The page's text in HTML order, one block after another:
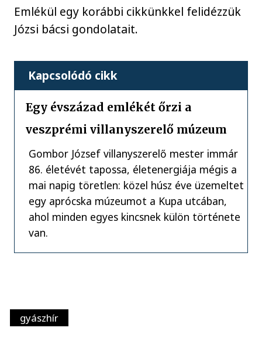
Emlékül egy korábbi cikkünkkel felidézzük
Józsi bácsi gondolatait.
Kapcsolódó cikk
Egy évszázad emlékét őrzi a
veszprémi villanyszerelő múzeum
Gombor József villanyszerelő mester immár
86. életévét tapossa, életenergiája mégis a
mai napig töretlen: közel húsz éve üzemeltet
egy aprócska múzeumot a Kupa utcában,
ahol minden egyes kincsnek külön története
van.
gyászhír